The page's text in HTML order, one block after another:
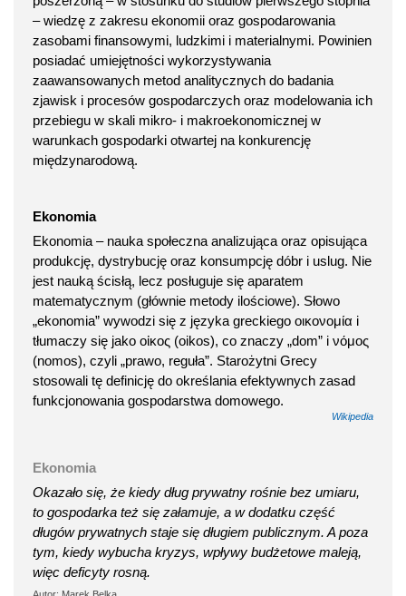
– wiedzę z zakresu ekonomii oraz gospodarowania
zasobami finansowymi, ludzkimi i materialnymi. Powinien
posiadać umiejętności wykorzystywania
zaawansowanych metod analitycznych do badania
zjawisk i procesów gospodarczych oraz modelowania ich
przebiegu w skali mikro- i makroekonomicznej w
warunkach gospodarki otwartej na konkurencję
międzynarodową.
Ekonomia
Ekonomia – nauka społeczna analizująca oraz opisująca
produkcję, dystrybucję oraz konsumpcję dóbr i uslug. Nie
jest nauką ścisłą, lecz posługuje się aparatem
matematycznym (głównie metody ilościowe). Słowo
„ekonomia” wywodzi się z języka greckiego οικονομία i
tłumaczy się jako οἰκος (oikos), co znaczy „dom” i νόμος
(nomos), czyli „prawo, reguła”. Starożytni Grecy
stosowali tę definicję do określania efektywnych zasad
funkcjonowania gospodarstwa domowego.
Wikipedia
Ekonomia
Okazało się, że kiedy dług prywatny rośnie bez umiaru,
to gospodarka też się załamuje, a w dodatku część
długów prywatnych staje się długiem publicznym. A poza
tym, kiedy wybucha kryzys, wpływy budżetowe maleją,
więc deficyty rosną.